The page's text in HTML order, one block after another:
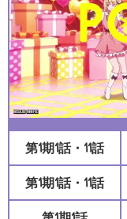
第1期1話・11話
第1期1話・11話